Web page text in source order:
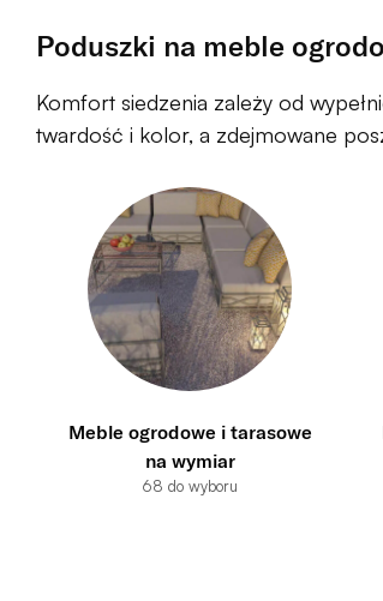
Poduszki na meble
Komfort siedzenia zależy od
twardość i kolor, a zdejmowane
Meble ogrodowe i tarasowe
na wymiar
68 do wyboru